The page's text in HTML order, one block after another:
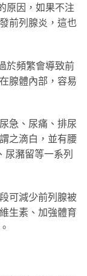
因，如果不注
前列腺炎，這也
頻繁會導致前
腺體內部，容易
急、尿痛、排尿
之滴白，並有腰
瀦留等一系列
可減少前列腺被
生素、加強體育